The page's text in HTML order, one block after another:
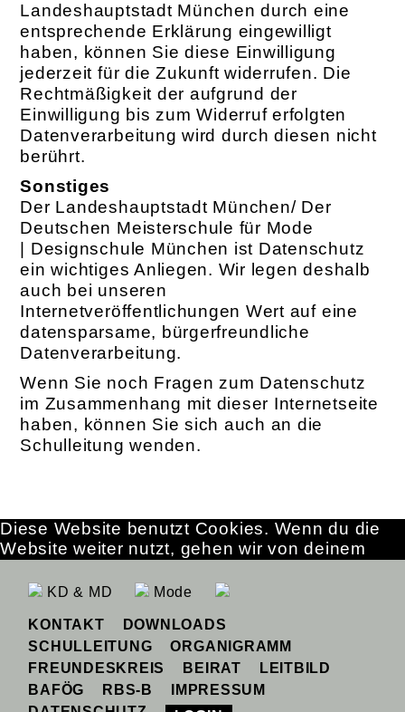
Landeshauptstadt München durch eine
entsprechende Erklärung eingewilligt
haben, können Sie diese Einwilligung
jederzeit für die Zukunft widerrufen. Die
Rechtmäßigkeit der aufgrund der
Einwilligung bis zum Widerruf erfolgten
Datenverarbeitung wird durch diesen nicht
berührt.
Sonstiges
Der Landeshauptstadt München/ Der
Deutschen Meisterschule für Mode
| Designschule München ist Datenschutz
ein wichtiges Anliegen. Wir legen deshalb
auch bei unseren
Internetveröffentlichungen Wert auf eine
datensparsame, bürgerfreundliche
Datenverarbeitung.
Wenn Sie noch Fragen zum Datenschutz
im Zusammenhang mit dieser Internetseite
haben, können Sie sich auch an die
Schulleitung wenden.
KD & MD Mode
KONTAKT
DOWNLOADS
SCHULLEITUNG
ORGANIGRAMM
FREUNDESKREIS
BEIRAT
LEITBILD
BAFÖG
RBS-B
IMPRESSUM
Diese Website benutzt Cookies. Wenn du die
Website weiter nutzt, gehen wir von deinem